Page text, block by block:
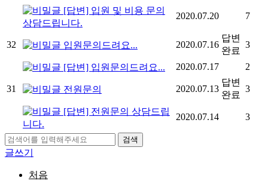
[답변] 입원 및 비용 문의
상담드립니다.
2020.07.20 7
32 입원문의드려요... 2020.07.16
답변
완료
3
[답변] 입원문의드려요... 2020.07.17 2
31 전원문의 2020.07.13
답변
완료
3
[답변] 전원문의 상담드립
니다.
2020.07.14 3
검색
글쓰기
처음